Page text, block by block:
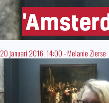
20 januari 2016, 14:00-Melanie Zierse